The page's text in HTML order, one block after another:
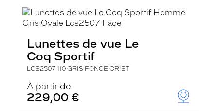
Lunettes de vue Le
Coq Sportif
LCS2507 110 GRIS FONCE CRIST
À partir de
229,00 €